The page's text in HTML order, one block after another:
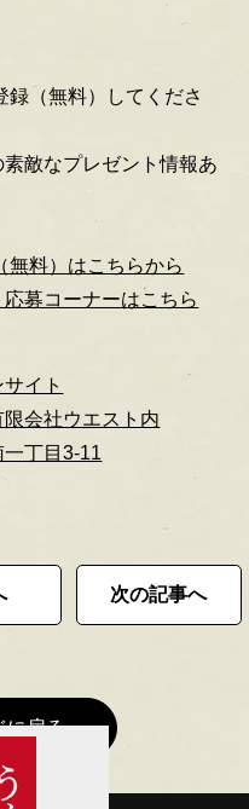
録（無料）してくださ
敵なプレゼント情報あ
料）はこちらから
募コーナーはこちら
イト
会社ウエスト内
丁目3-11
次の記事へ
に戻る